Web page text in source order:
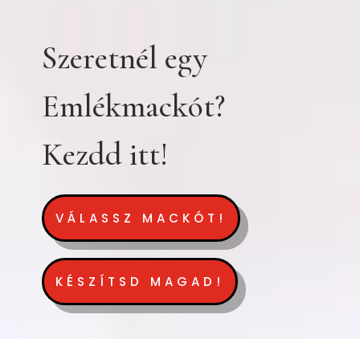
Szeretnél egy
Emlékmackót?
Kezdd itt!
VÁLASSZ MACKÓT!
KÉSZÍTSD MAGAD!